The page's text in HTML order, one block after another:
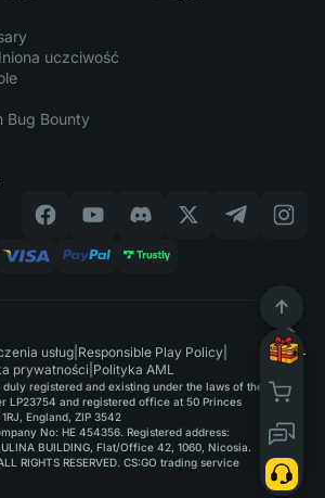
uczciwość
Bug Bounty
usług Responsible Play Policy
prywatności Polityka AML
duly registered and existing under the laws of the
LP23754 and registered office at 50 Princes
England, ZIP 3542
No: HE 454356. Registered address:
BUILDING, Flat/Office 42, 1060, Nicosia.
RIGHTS RESERVED. CS:GO trading service